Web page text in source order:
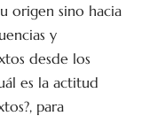
origen sino hacia
y
desde los
es la actitud
para